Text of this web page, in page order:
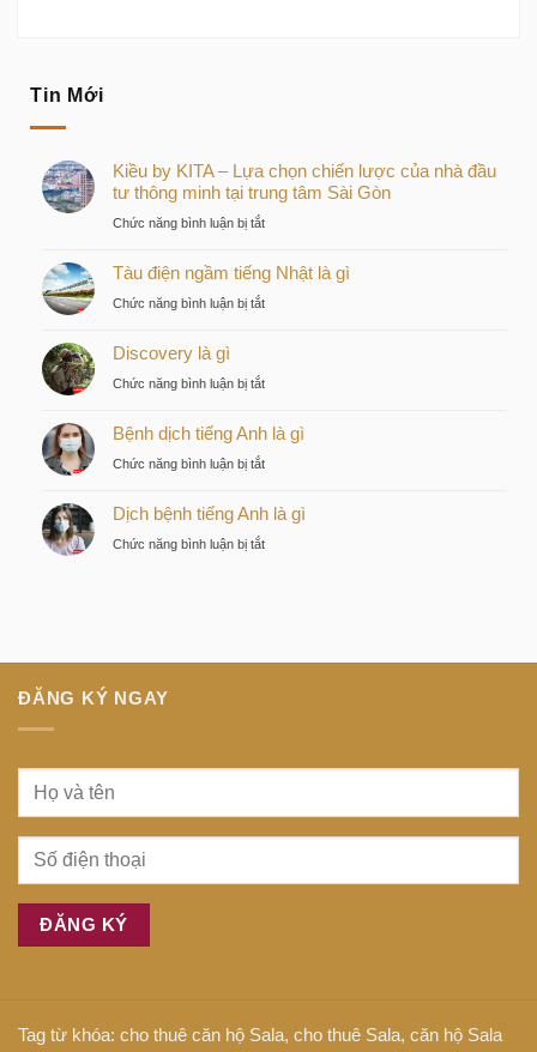
Tin Mới
Kiều by KITA – Lựa chọn chiến lược của nhà đầu
tư thông minh tại trung tâm Sài Gòn
Chức năng bình luận bị tắtở
by
chiến
của
nhà
tư
Tàu điện ngầm tiếng Nhật là gì
Chức năng bình luận bị tắtở
gì
Discovery là gì
Chức năng bình luận bị tắtở
là
Bệnh dịch tiếng Anh là gì
Chức năng bình luận bị tắtở
dịch
Dịch bệnh tiếng Anh là gì
Chức năng bình luận bị tắtở
là
ĐĂNG KÝ NGAY
Tag từ khóa: cho thuê căn hộ Sala, cho thuê Sala, căn hộ Sala